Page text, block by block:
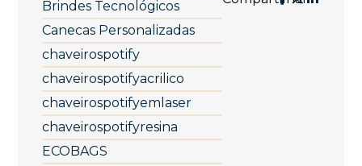
Brindes Tecnológicos
Canecas Personalizadas
chaveirospotify
chaveirospotifyacrilico
chaveirospotifyemlaser
chaveirospotifyresina
ECOBAGS